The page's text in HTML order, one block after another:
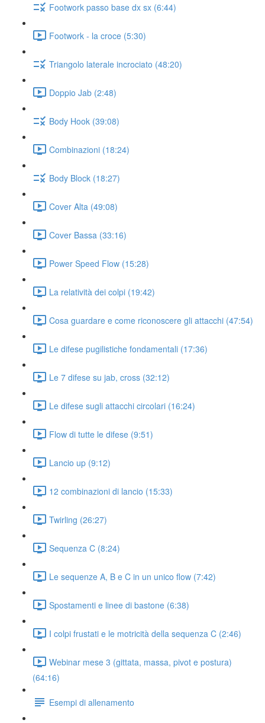
Footwork passo base dx sx (6:44)
Footwork - la croce (5:30)
Triangolo laterale incrociato (48:20)
Doppio Jab (2:48)
Body Hook (39:08)
Combinazioni (18:24)
Body Block (18:27)
Cover Alta (49:08)
Cover Bassa (33:16)
Power Speed Flow (15:28)
La relatività dei colpi (19:42)
Cosa guardare e come riconoscere gli attacchi (47:54)
Le difese pugilistiche fondamentali (17:36)
Le 7 difese su jab, cross (32:12)
Le difese sugli attacchi circolari (16:24)
Flow di tutte le difese (9:51)
Lancio up (9:12)
12 combinazioni di lancio (15:33)
Twirling (26:27)
Sequenza C (8:24)
Le sequenze A, B e C in un unico flow (7:42)
Spostamenti e linee di bastone (6:38)
I colpi frustati e le motricità della sequenza C (2:46)
Webinar mese 3 (gittata, massa, pivot e postura)
(64:16)
Esempi di allenamento